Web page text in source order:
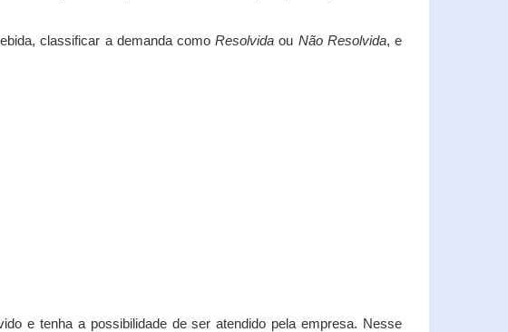
classificar a demanda comoResolvida ou Não Resolvida, e
e tenha a possibilidade de ser atendido pela empresa. Nesse